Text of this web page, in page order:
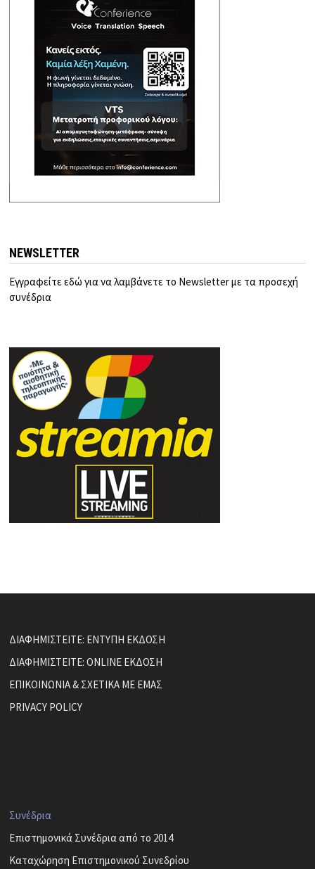
NEWSLETTER
Εγγραφείτε εδώ για να λαμβάνετε το Newsletter με τα προσεχή
συνέδρια
ΔΙΑΦΗΜΙΣΤΕΙΤΕ: ΕΝΤΥΠΗ ΕΚΔΟΣΗ
ΔΙΑΦΗΜΙΣΤΕΙΤΕ: ONLINE ΕΚΔΟΣΗ
ΕΠΙΚΟΙΝΩΝΙΑ & ΣΧΕΤΙΚΑ ΜΕ ΕΜΑΣ
PRIVACY POLICY
Συνέδρια
Επιστημονικά Συνέδρια από το 2014
Καταχώρηση Επιστημονικού Συνεδρίου